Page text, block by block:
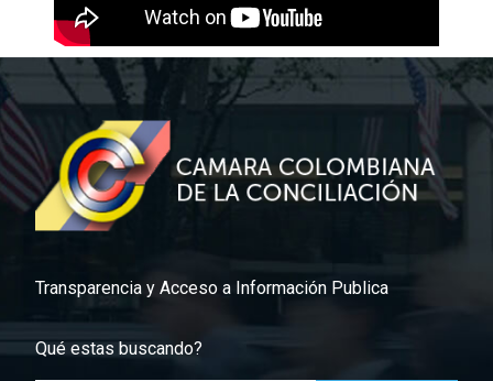
Transparencia y Acceso a Información Publica
Qué estas buscando?